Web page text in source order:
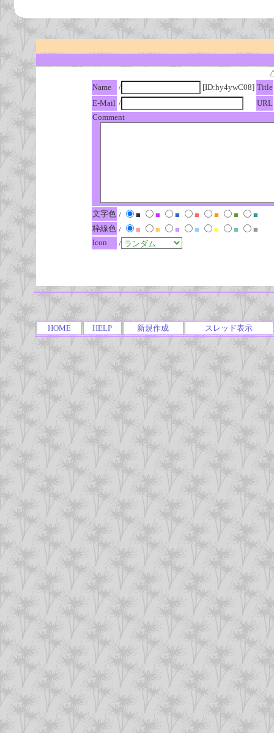
Name
/ [ID:hy4ywC08] Title
E-Mail /
URL
Comment
文字色 / ■ ■ ■ ■ ■ ■
■
枠線色 / ■ ■ ■ ■ ■ ■
■
Icon
/
HOME HELP 新規作成 スレッド表示